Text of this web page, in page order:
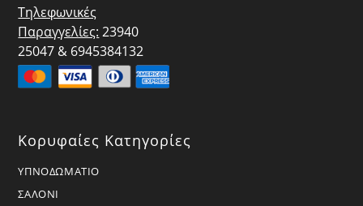
Τηλεφωνικές
Παραγγελίες: 23940
25047 & 6945384132
Κορυφαίες Κατηγορίες
ΥΠΝΟΔΩΜΑΤΙΟ
ΣΑΛΟΝΙ